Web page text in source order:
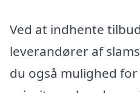
Ved at indhente
leverandører af
du også mulighed